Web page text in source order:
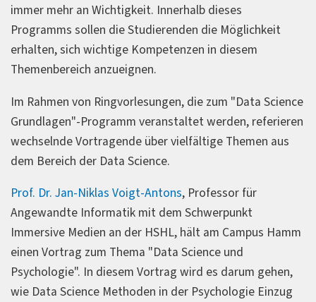
immer mehr an Wichtigkeit. Innerhalb dieses
Programms sollen die Studierenden die Möglichkeit
erhalten, sich wichtige Kompetenzen in diesem
Themenbereich anzueignen.
Im Rahmen von Ringvorlesungen, die zum "Data Science
Grundlagen"-Programm veranstaltet werden, referieren
wechselnde Vortragende über vielfältige Themen aus
dem Bereich der Data Science.
Prof. Dr. Jan-Niklas Voigt-Antons, Professor für
Angewandte Informatik mit dem Schwerpunkt
Immersive Medien an der HSHL, hält am Campus Hamm
einen Vortrag zum Thema "Data Science und
Psychologie". In diesem Vortrag wird es darum gehen,
wie Data Science Methoden in der Psychologie Einzug